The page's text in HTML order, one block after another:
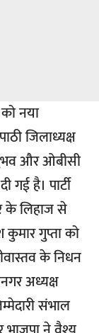
नया
जिलाध्यक्ष
और ओबीसी
है। पार्टी
के लिहाज से
गुप्ता को
के निधन
अध्यक्ष
संभाल